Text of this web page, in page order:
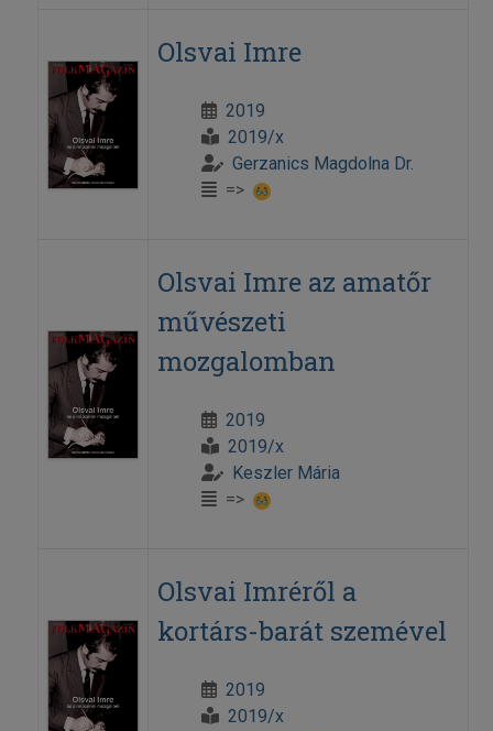
Olsvai Imre
2019
2019/x
Gerzanics Magdolna Dr.
=>
Olsvai Imre az amatőr
művészeti
mozgalomban
2019
2019/x
Keszler Mária
=>
Olsvai Imréről a
kortárs-barát szemével
2019
2019/x